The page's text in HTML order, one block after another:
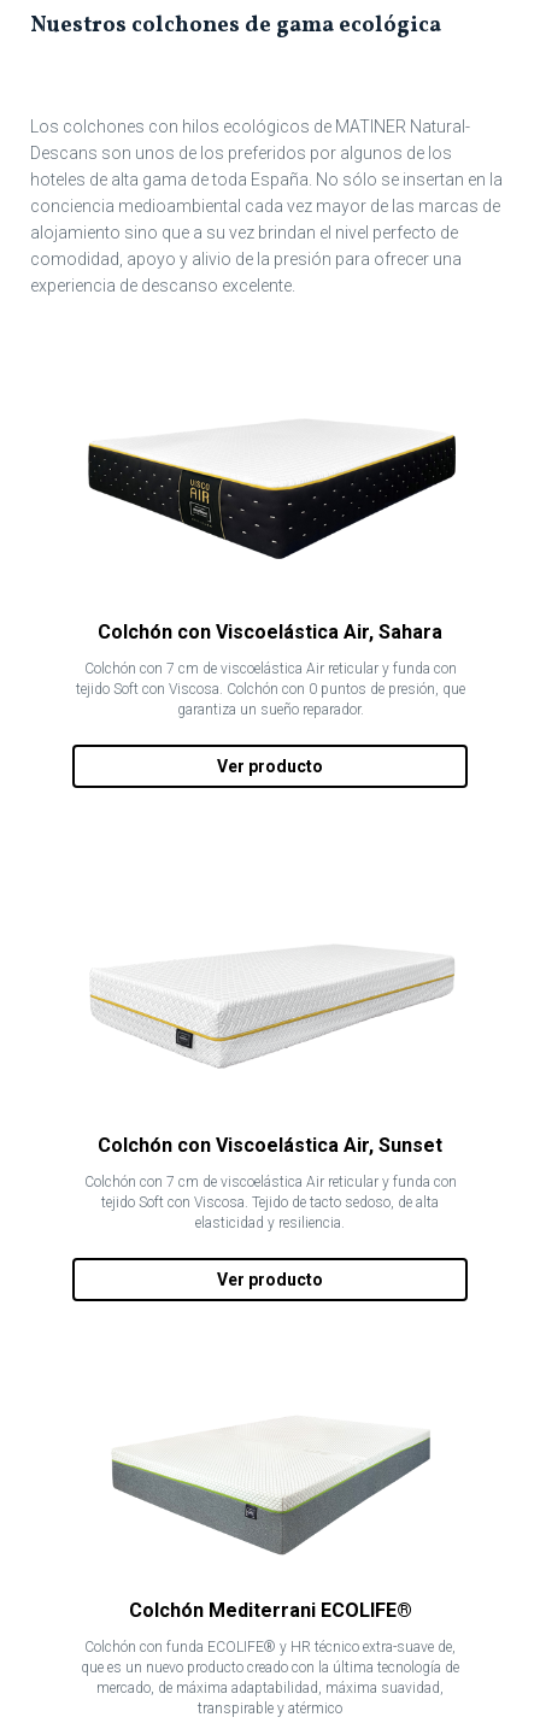
Nuestros colchones de gama ecológica
Los colchones con hilos ecológicos de MATINER Natural-
Descans son unos de los preferidos por algunos de los
hoteles de alta gama de toda España. No sólo se insertan en la
conciencia medioambiental cada vez mayor de las marcas de
alojamiento sino que a su vez brindan el nivel perfecto de
comodidad, apoyo y alivio de la presión para ofrecer una
experiencia de descanso excelente.
Colchón con Viscoelástica Air, Sahara
Colchón con 7 cm de viscoelástica Air reticular y funda con
tejido Soft con Viscosa. Colchón con 0 puntos de presión, que
garantiza un sueño reparador.
Ver producto
Colchón con Viscoelástica Air, Sunset
Colchón con 7 cm de viscoelástica Air reticular y funda con
tejido Soft con Viscosa. Tejido de tacto sedoso, de alta
elasticidad y resiliencia.
Ver producto
Colchón Mediterrani ECOLIFE®
Colchón con funda ECOLIFE® y HR técnico extra-suave de,
que es un nuevo producto creado con la última tecnología de
mercado, de máxima adaptabilidad, máxima suavidad,
transpirable y atérmico